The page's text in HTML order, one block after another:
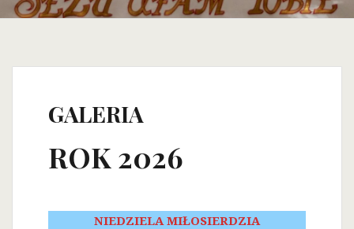
GALERIA
ROK 2026
NIEDZIELA MIŁOSIERDZIA